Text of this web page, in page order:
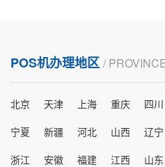
POS机办理地区 /
北京 天津 上海 重庆 四川
宁夏
新疆 河北 山西 辽宁
浙江
安徽 福建 江西 山东